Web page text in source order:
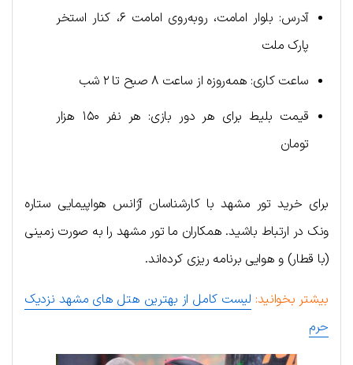
آدرس: بلوار امامت، روبه‌روی امامت ۶، کنار استخر
پارک ملت
ساعت کاری: همه‌روزه از ساعت ۸ صبح تا ۲ شب
قیمت بلیط برای هر دور بازی: هر نفر ۱۵۰ هزار
تومان
برای خرید تور مشهد با کارشناسان آژانس هواپیمایی ستاره
ونک در ارتباط باشید. همکاران ما تور مشهد را به صورت زمینی
(با قطار) و هوایی برنامه ریزی کرده‌اند.
بیشتر بخوانید: لیست کامل از بهترین هتل های مشهد نزدیک
حرم